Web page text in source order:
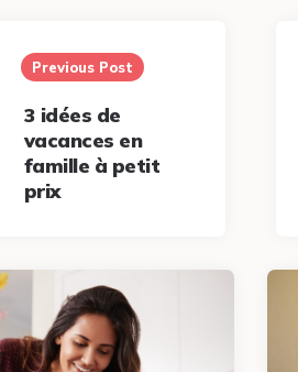
Previous Post
3 idées de
vacances en
famille à petit
prix